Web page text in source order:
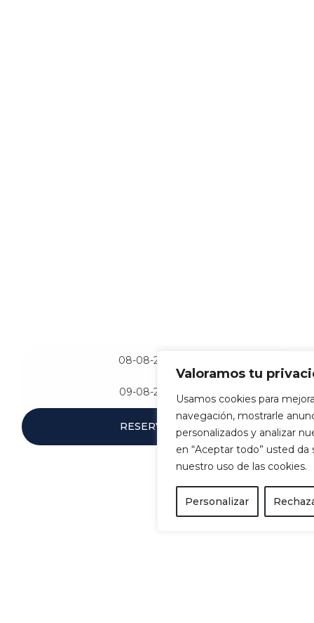
Valoramos tu
Usamos cookies para
navegación, mostrarle
personalizados y analizar
en “Aceptar todo” usted
nuestro uso de las cookies.
Personalizar
RESERVAR